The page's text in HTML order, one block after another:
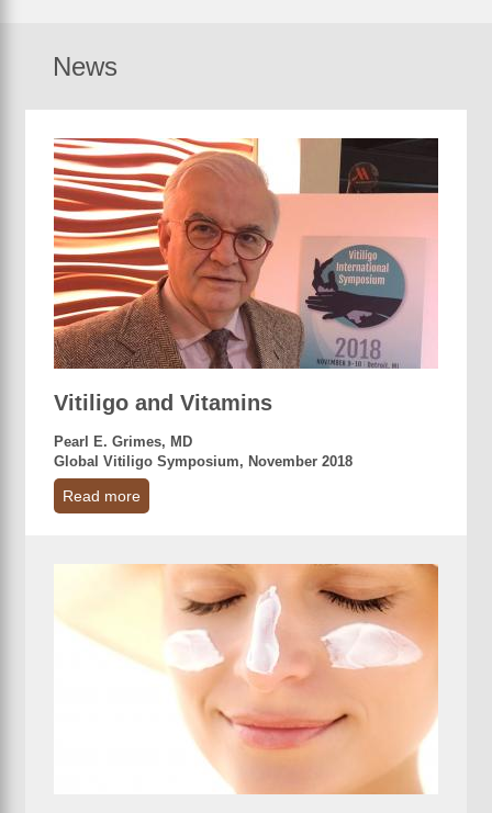
News
Vitiligo and Vitamins
Pearl E. Grimes, MD
Global Vitiligo Symposium, November 2018
Read more